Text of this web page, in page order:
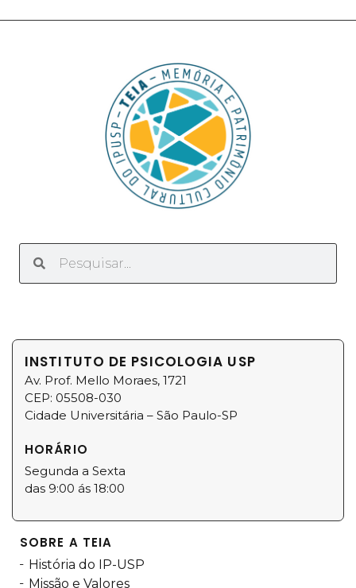
INSTITUTO DE PSICOLOGIA USP
Av. Prof. Mello Moraes, 1721
CEP: 05508-030
Cidade Universitária – São Paulo-SP
HORÁRIO
Segunda a Sexta
das 9:00 ás 18:00
SOBRE A TEIA
História do IP-USP
Missão e Valores